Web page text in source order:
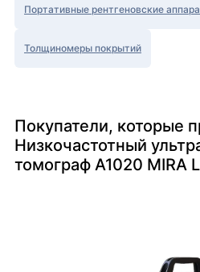
Портативные рентгеновские
Толщиномеры покрытий
Покупатели, которые
Низкочастотный
томограф A1020 MIRA